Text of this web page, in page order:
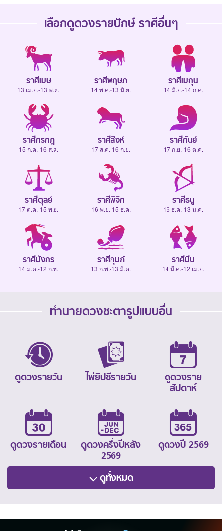
เลือกดูดวงรายปักษ์ราศีอื่นๆ
ราศีเมษ
13 เม.ย.-13 พ.ค.
ราศีพฤษภ
14 พ.ค.-13 มิ.ย.
ราศีเมถุน
14 มิ.ย.-14 ก.ค.
ราศีกรกฎ
15 ก.ค.-16 ส.ค.
ราศีสิงห์
17 ส.ค.-16 ก.ย.
ราศีกันย์
17 ก.ย.-16 ต.ค.
ราศีตุลย์
17 ต.ค.-15 พ.ย.
ราศีพิจิก
16 พ.ย.-15 ธ.ค.
ราศีธนู
16 ธ.ค.-13 ม.ค.
ราศีมังกร
14 ม.ค.-12 ก.พ.
ราศีกุมภ์
13 ก.พ.-13 มี.ค.
ราศีมีน
14 มี.ค.-12 เม.ย.
ทำนายดวงชะตารูปแบบอื่น
ดูดวงรายวัน ไพ่ยิปซีรายวัน
ดูดวงราย
สัปดาห์
ดูดวงรายเดือน
ดูดวงครึ่งปีหลัง
2569
ดูดวงปี 2569
ดูทั้งหมด